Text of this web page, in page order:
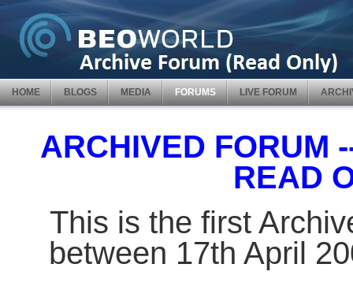
HOME BLOGS MEDIA FORUMS LIVE FORUM
ARCHIVED FORUM
READ
This is the first
between 17th April